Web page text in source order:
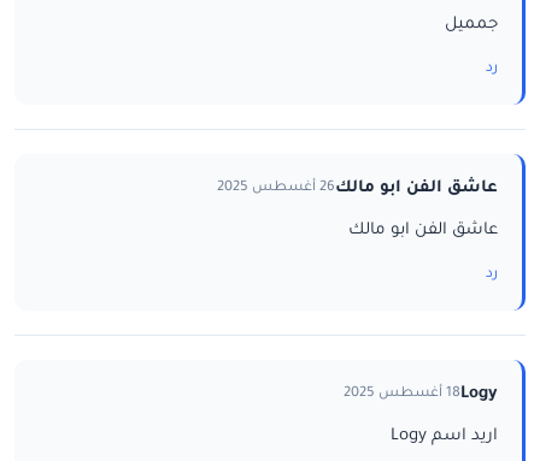
جمميل
رد
عاشق الفن ابو مالك26 أغسطس 2025
عاشق الفن ابو مالك
رد
Logy18 أغسطس 2025
اريد اسم Logy